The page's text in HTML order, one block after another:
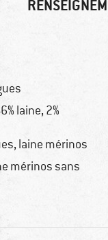
laine, 2%
laine mérinos
mérinos sans